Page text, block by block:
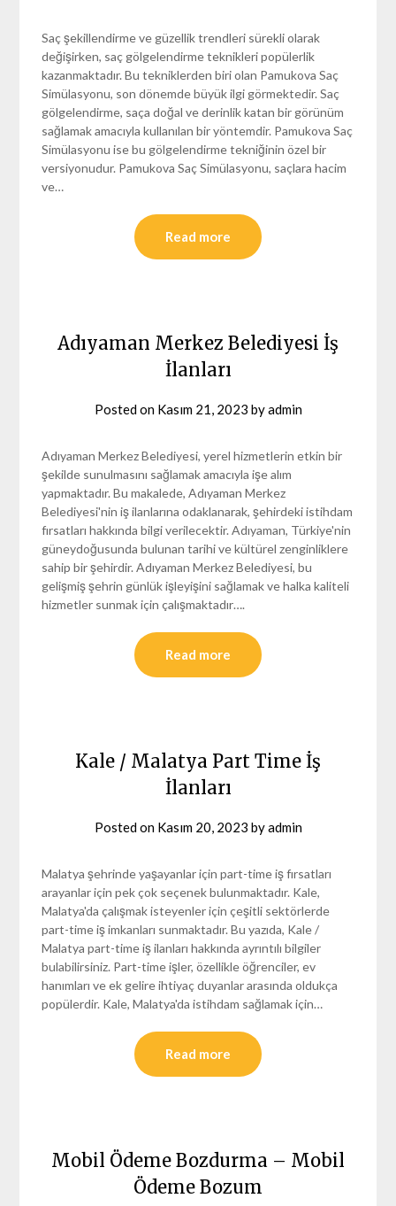
Saç şekillendirme ve güzellik trendleri sürekli olarak
değişirken, saç gölgelendirme teknikleri popülerlik
kazanmaktadır. Bu tekniklerden biri olan Pamukova Saç
Simülasyonu, son dönemde büyük ilgi görmektedir. Saç
gölgelendirme, saça doğal ve derinlik katan bir görünüm
sağlamak amacıyla kullanılan bir yöntemdir. Pamukova Saç
Simülasyonu ise bu gölgelendirme tekniğinin özel bir
versiyonudur. Pamukova Saç Simülasyonu, saçlara hacim
ve…
Read more
Adıyaman Merkez Belediyesi İş
İlanları
Posted on Kasım 21, 2023 byadmin
Adıyaman Merkez Belediyesi, yerel hizmetlerin etkin bir
şekilde sunulmasını sağlamak amacıyla işe alım
yapmaktadır. Bu makalede, Adıyaman Merkez
Belediyesi'nin iş ilanlarına odaklanarak, şehirdeki istihdam
fırsatları hakkında bilgi verilecektir. Adıyaman, Türkiye'nin
güneydoğusunda bulunan tarihi ve kültürel zenginliklere
sahip bir şehirdir. Adıyaman Merkez Belediyesi, bu
gelişmiş şehrin günlük işleyişini sağlamak ve halka kaliteli
hizmetler sunmak için çalışmaktadır….
Read more
Kale / Malatya Part Time İş
İlanları
Posted on Kasım 20, 2023 byadmin
Malatya şehrinde yaşayanlar için part-time iş fırsatları
arayanlar için pek çok seçenek bulunmaktadır. Kale,
Malatya'da çalışmak isteyenler için çeşitli sektörlerde
part-time iş imkanları sunmaktadır. Bu yazıda, Kale /
Malatya part-time iş ilanları hakkında ayrıntılı bilgiler
bulabilirsiniz. Part-time işler, özellikle öğrenciler, ev
hanımları ve ek gelire ihtiyaç duyanlar arasında oldukça
popülerdir. Kale, Malatya'da istihdam sağlamak için…
Read more
Mobil Ödeme Bozdurma – Mobil
Ödeme Bozum